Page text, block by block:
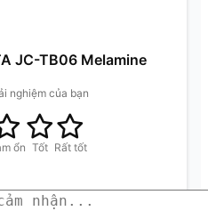
JC-TB06 Melamine
nghiệm của bạn
ổn Tốt Rất tốt